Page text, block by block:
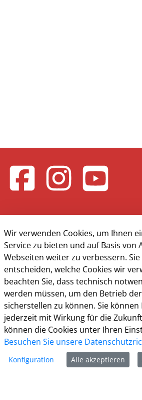
Kontakt & Öffnungzeiten
Presse
Impressum
Datenschutz
Barrierefreiheit
Cookie-Richtlinie
Wir verwenden Cookies, um Ihnen
Service zu bieten und auf Basis von
Webseiten weiter zu verbessern.
entscheiden, welche Cookies wir
beachten Sie, dass technisch
werden müssen, um den Betrieb
sicherstellen zu können. Sie
jederzeit mit Wirkung für die
können die Cookies unter Ihren
Besuchen Sie unsere
Konfiguration Alle akzeptieren